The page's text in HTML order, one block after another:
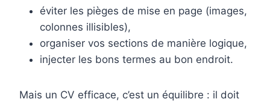
éviter les pièges de mise en page (images,
colonnes illisibles),
organiser vos sections de manière logique,
injecter les bons termes au bon endroit.
Mais un CV efficace, c’est un équilibre : il doit